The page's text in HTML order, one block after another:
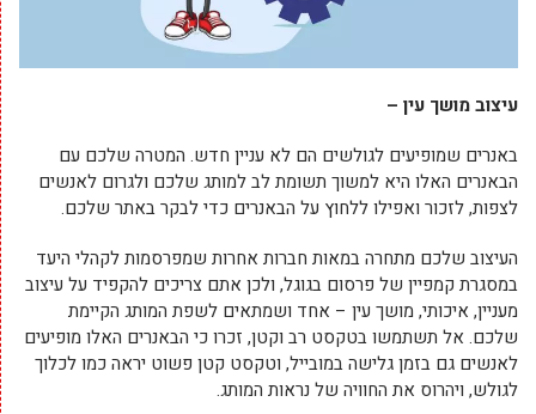
עיצוב מושך עין –
באנרים שמופיעים לגולשים הם לא עניין חדש. המטרה שלכם עם
הבאנרים האלו היא למשוך תשומת לב למותג שלכם ולגרום לאנשים
לצפות, לזכור ואפילו ללחוץ על הבאנרים כדי לבקר באתר שלכם.
העיצוב שלכם מתחרה במאות חברות אחרות שמפרסמות לקהלי היעד
במסגרת קמפיין של פרסום בגוגל, ולכן אתם צריכים להקפיד על עיצוב
מעניין, איכותי, מושך עין – אחד ושמתאים לשפת המותג הקיימת
שלכם. אל תשתמשו בטקסט רב וקטן, זכרו כי הבאנרים האלו מופיעים
לאנשים גם בזמן גלישה במובייל, וטקסט קטן פשוט יראה כמו לכלוך
לגולש, ויהרוס את החוויה של נראות המותג.